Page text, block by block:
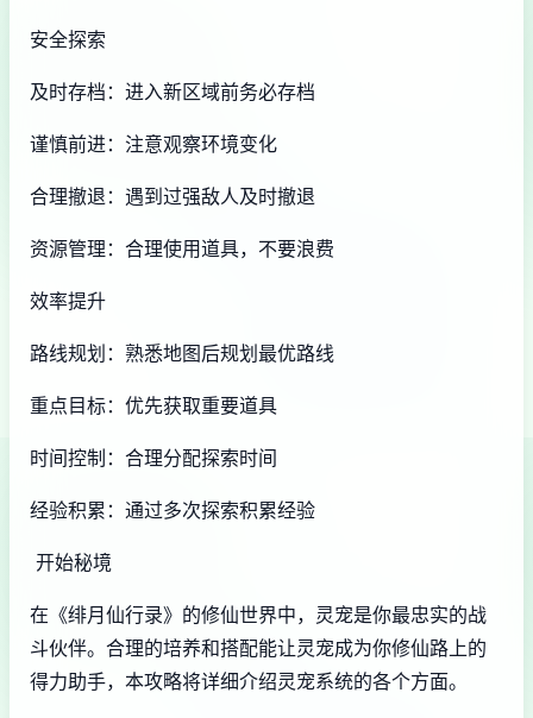
安全探索
及时存档：进入新区域前务必存档
谨慎前进：注意观察环境变化
合理撤退：遇到过强敌人及时撤退
资源管理：合理使用道具，不要浪费
效率提升
路线规划：熟悉地图后规划最优路线
重点目标：优先获取重要道具
时间控制：合理分配探索时间
经验积累：通过多次探索积累经验
开始秘境
在《绯月仙行录》的修仙世界中，灵宠是你最忠实的战
斗伙伴。合理的培养和搭配能让灵宠成为你修仙路上的
得力助手，本攻略将详细介绍灵宠系统的各个方面。